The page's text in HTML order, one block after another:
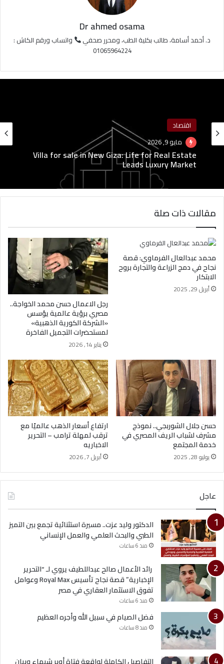
Dr ahmed osama
د. أحمد أسامة، طالب بكلية الطب، ومحرر صحفي
واتساب ورقم الكاش :
01065964224
اقتصاد
مايو 9, 2026
Villa for sale in New Giza: Life for Real Estate
Leads Luxury Market
اقتصاد
مايو 3, 2026
فرص عمل جديدة: مفاجأة خيالية لآلاف الشباب في
مقالات ذات صلة
محمد عبدالعال الفرماوي: قصة
نجاح في دمج الزراعة والتجارة بروح
الابتكار
أبريل 29, 2025
رجل الاعمال حسن محمد الخواجة..
مصري برؤية عالمية يؤسس
«الشركة الكورية الذهبية»
لمستحضرات التجميل الفاخرة
يناير 14, 2026
حسن جلال الشوربجي.. نموذج
مشرف لشباب الريف المصري في
خدمة المجتمع
يوليو 28, 2025
ارتفاع أسعار الذهب عالميًا مع
ترقب لمهلة ترامب – التحرير
الاخباريه
أبريل 7, 2026
عاجل
الدكتور وليد عزت.. مسيرة استثنائية تجمع بين التميز
الطبي والبحث العلمي والعمل الإنساني
منذ 6 ساعات
رائد الأعمال صالح عبداللطيف يروي لـ “التحرير
الإخبارية” قصة نجاح تأسيس Royal Max وعوامل
تفوق الاستثمار العقاري في مصر
منذ 6 ساعات
فضل الصيام في سبيل الله وأجره العظيم
منذ 8 ساعات
التفاصيل الكاملة لواقعة فتاة أوبر شيماء وبيان